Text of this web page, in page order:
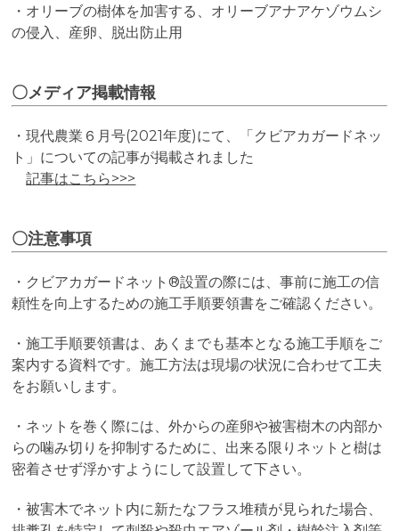
・オリーブの樹体を加害する、オリーブアナアケゾウムシ
の侵入、産卵、脱出防止用
〇メディア掲載情報
・現代農業６月号(2021年度)にて、「クビアカガードネッ
ト」についての記事が掲載されました
記事はこちら>>>
〇注意事項
・クビアカガードネット®設置の際には、事前に施工の信
頼性を向上するための施工手順要領書をご確認ください。
・施工手順要領書は、あくまでも基本となる施工手順をご
案内する資料です。施工方法は現場の状況に合わせて工夫
をお願いします。
・ネットを巻く際には、外からの産卵や被害樹木の内部か
らの噛み切りを抑制するために、出来る限りネットと樹は
密着させず浮かすようにして設置して下さい。
・被害木でネット内に新たなフラス堆積が見られた場合、